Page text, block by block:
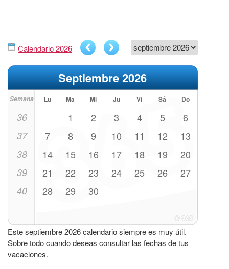
Calendario 2026
Septiembre 2026
Semana Lu Ma Mi Ju Vi Sá Do
36 1 2 3 4 5 6
37 7 8 9 10 11 12 13
38 14 15 16 17 18 19 20
39 21 22 23 24 25 26 27
40 28 29 30
Este septiembre 2026 calendario siempre es muy útil.
Sobre todo cuando deseas consultar las fechas de tus
vacaciones.